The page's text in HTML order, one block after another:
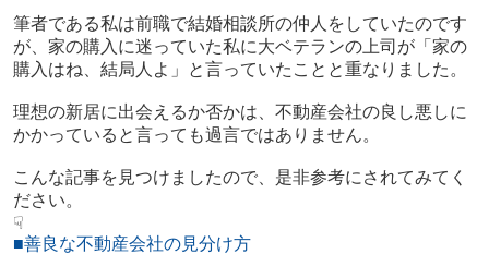
筆者である私は前職で結婚相談所の仲人をしていたのです
が、家の購入に迷っていた私に大ベテランの上司が「家の
購入はね、結局人よ」と言っていたことと重なりました。
理想の新居に出会えるか否かは、不動産会社の良し悪しに
かかっていると言っても過言ではありません。
こんな記事を見つけましたので、是非参考にされてみてく
ださい。
☟
■善良な不動産会社の見分け方